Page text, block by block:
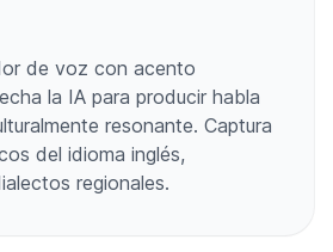
de voz con acento
la IA para producir habla
resonante. Captura
del idioma inglés,
regionales.